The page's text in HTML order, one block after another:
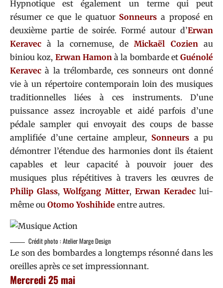
Hypnotique est également un terme qui peut
résumer ce que le quatuor Sonneurs a proposé en
deuxième partie de soirée. Formé autour d’Erwan
Keravec à la cornemuse, deMickaël Cozienau
biniou koz, Erwan Hamonà la bombarde et Guénolé
Keravec à la trélombarde, ces sonneurs ont donné
vie à un répertoire contemporain loin des musiques
traditionnelles liées à ces instruments. D’une
puissance assez incroyable et aidé parfois d’une
pédale sampler qui envoyait des coups de basse
amplifiée d’une certaine ampleur, Sonneurs a pu
démontrer l’étendue des harmonies dont ils étaient
capables et leur capacité à pouvoir jouer des
musiques plus répétitives à travers les œuvres de
Philip Glass,Wolfgang Mitter, Erwan Keradeclui-
même ou Otomo Yoshihide entre autres.
Crédit photo : Atelier Marge Design
Le son des bombardes a longtemps résonné dans les
oreilles après ce set impressionnant.
Mercredi 25 mai